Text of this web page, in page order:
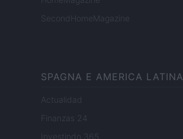
SecondHomeMagazine
SPAGNA E AMERICA LATINA
Actualidad
Finanzas 24
Investindo 365